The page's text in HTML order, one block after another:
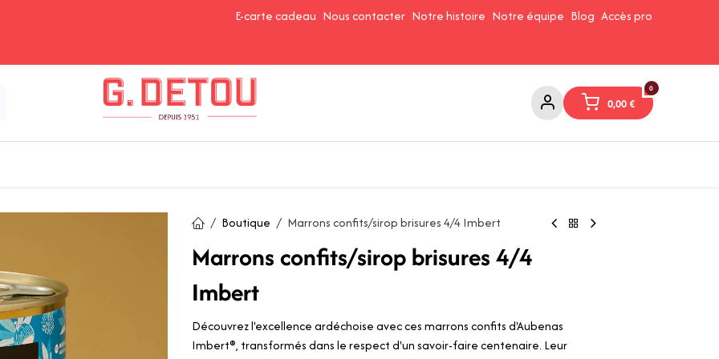
E-carte cadeau Nous contacter Notre histoire Notre équipe Blog Accès pro
0
0,00€
Boutique Marrons confits/sirop brisures 4/4 Imbert
Marrons confits/sirop brisures 4/4
Imbert
Découvrez l'excellence ardéchoise avec ces marrons confits d'Aubenas
Imbert®, transformés dans le respect d'un savoir-faire centenaire. Leur